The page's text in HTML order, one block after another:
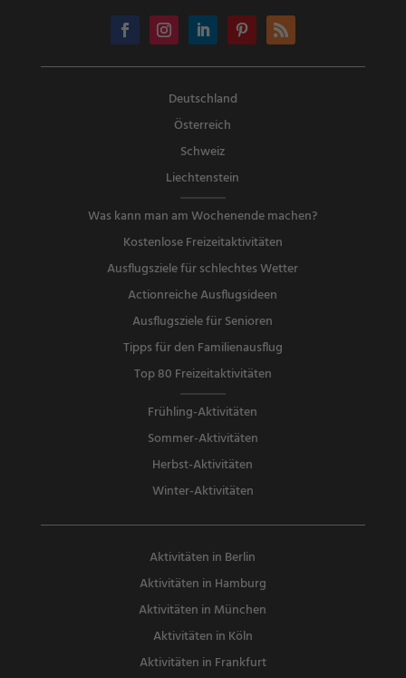
Deutschland
Österreich
Schweiz
Liechtenstein
Was kann man am Wochenende machen?
Kostenlose Freizeitaktivitäten
Ausflugsziele für schlechtes Wetter
Actionreiche Ausflugsideen
Ausflugsziele für Senioren
Tipps für den Familienausflug
Top 80 Freizeitaktivitäten
Frühling-Aktivitäten
Sommer-Aktivitäten
Herbst-Aktivitäten
Winter-Aktivitäten
Aktivitäten in Berlin
Aktivitäten in Hamburg
Aktivitäten in München
Aktivitäten in Köln
Aktivitäten in Frankfurt